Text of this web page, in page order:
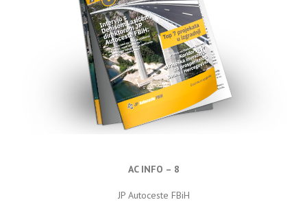
AC INFO – 8
JP Autoceste FBiH